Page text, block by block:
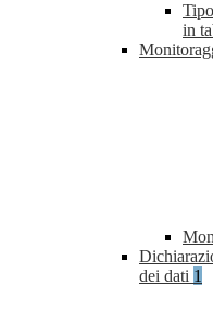
in
dei dati 1